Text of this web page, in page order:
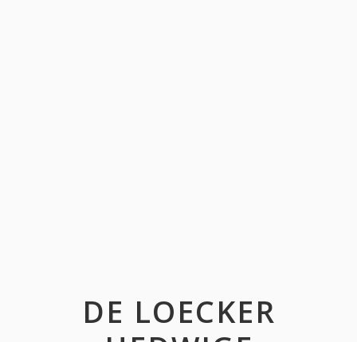
DE LOECKER